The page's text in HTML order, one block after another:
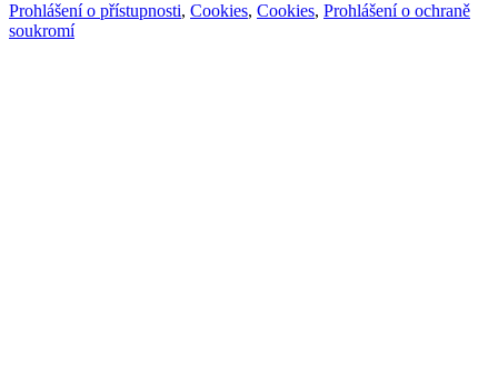
Prohlášení o přístupnosti, Cookies, Cookies, Prohlášení o ochraně
soukromí